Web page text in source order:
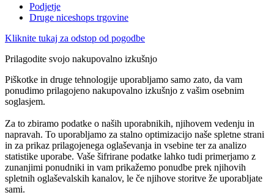
Podjetje
Druge niceshops trgovine
Kliknite tukaj za odstop od pogodbe
Prilagodite svojo nakupovalno izkušnjo
Piškotke in druge tehnologije uporabljamo samo zato, da vam
ponudimo prilagojeno nakupovalno izkušnjo z vašim osebnim
soglasjem.
Za to zbiramo podatke o naših uporabnikih, njihovem vedenju in
napravah. To uporabljamo za stalno optimizacijo naše spletne strani
in za prikaz prilagojenega oglaševanja in vsebine ter za analizo
statistike uporabe. Vaše šifrirane podatke lahko tudi primerjamo z
zunanjimi ponudniki in vam prikažemo ponudbe prek njihovih
spletnih oglaševalskih kanalov, le če njihove storitve že uporabljate
sami.